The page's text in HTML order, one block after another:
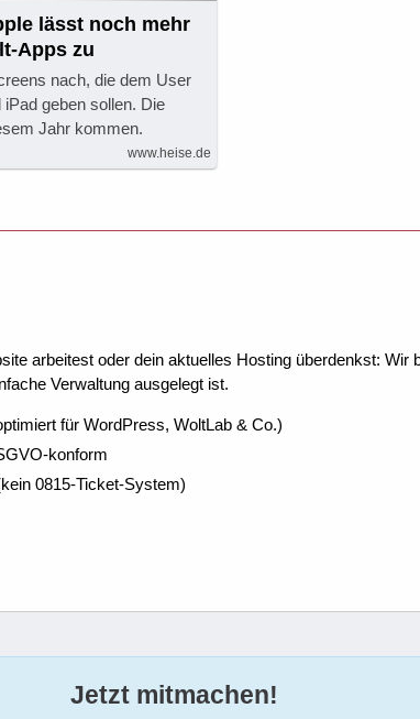
lässt noch mehr
Apps zu
nach, die dem User
geben sollen. Die
Jahr kommen.
www.heise.de
arbeitest oder dein aktuelles Hosting überdenkst:
Verwaltung ausgelegt ist.
für WordPress, WoltLab & Co.)
konform
0815-Ticket-System)
Jetzt mitmachen!